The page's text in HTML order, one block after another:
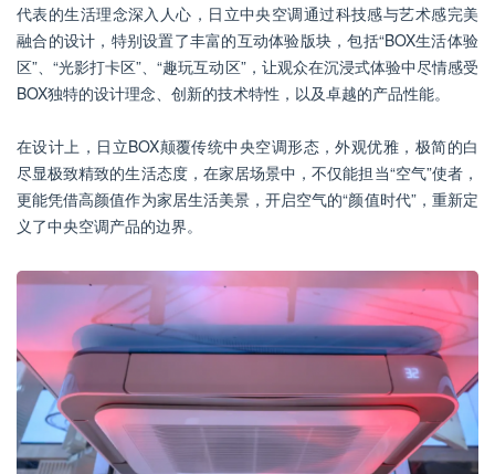
代表的生活理念深入人心，日立中央空调通过科技感与艺术感完美
融合的设计，特别设置了丰富的互动体验版块，包括“BOX生活体验
区”、“光影打卡区”、“趣玩互动区”，让观众在沉浸式体验中尽情感受
BOX独特的设计理念、创新的技术特性，以及卓越的产品性能。
在设计上，日立BOX颠覆传统中央空调形态，外观优雅，极简的白
尽显极致精致的生活态度，在家居场景中，不仅能担当“空气”使者，
更能凭借高颜值作为家居生活美景，开启空气的“颜值时代”，重新定
义了中央空调产品的边界。